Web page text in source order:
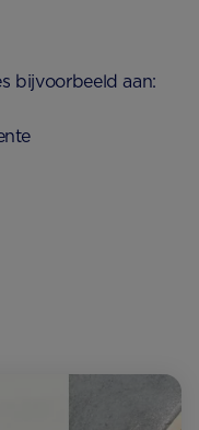
bijvoorbeeld aan: